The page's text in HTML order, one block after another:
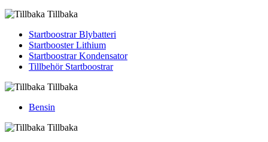
Tillbaka
Startboostrar Blybatteri
Startbooster Lithium
Startboostrar Kondensator
Tillbehör Startboostrar
Tillbaka
Bensin
Tillbaka